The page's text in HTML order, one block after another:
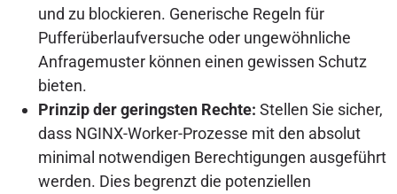
und zu blockieren. Generische Regeln für
Pufferüberlaufversuche oder ungewöhnliche
Anfragemuster können einen gewissen Schutz
bieten.
Prinzip der geringsten Rechte: Stellen Sie sicher,
dass NGINX-Worker-Prozesse mit den absolut
minimal notwendigen Berechtigungen ausgeführt
werden. Dies begrenzt die potenziellen